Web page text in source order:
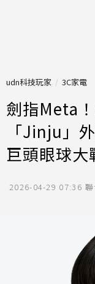
udn科技玩家 3C家電
劍指Meta
「Jinju」
巨頭眼球大
2026-04-29 07:36